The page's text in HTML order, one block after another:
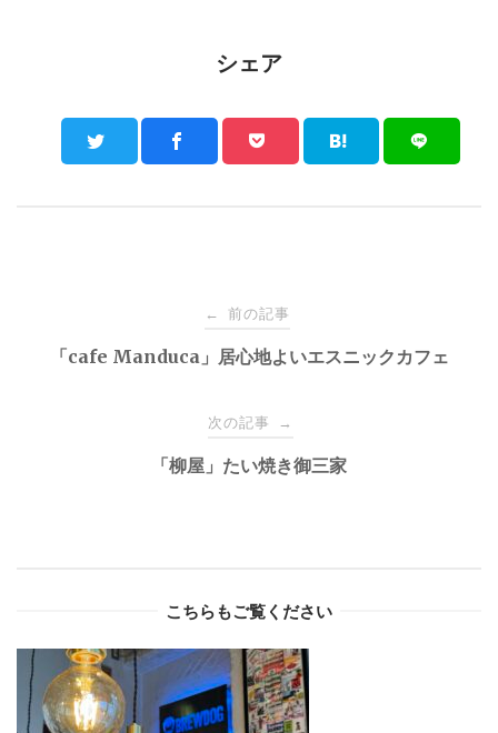
シェア
navigation
← 前の記事
「cafe Manduca」居心地よいエスニックカフェ
次の記事 →
「柳屋」たい焼き御三家
こちらもご覧ください